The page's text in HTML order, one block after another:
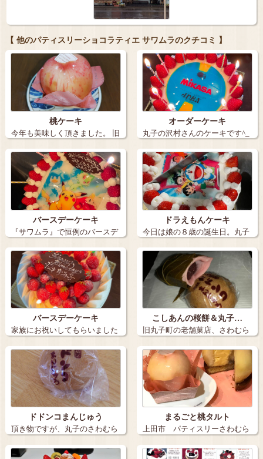
【 他のパティスリーショコラティエ サワムラのクチコミ 】
桃ケーキ
今年も美味しく頂きました。 旧
丸子の【…
オーダーケーキ
丸子の沢村さんのケーキです^_
^^_^^…
バースデーケーキ
『サワムラ』で恒例のバースデ
ーケーキ。 …
ドラえもんケーキ
今日は娘の８歳の誕生日。丸子
のサワムラさ…
バースデーケーキ
家族にお祝いしてもらいました
^_^ バ…
こしあんの桜餅＆丸子…
旧丸子町の老舗菓店、さわむら
✨ 季節限…
ドドンコまんじゅう
頂き物ですが、丸子のさわむら
さんの、ドド…
まるごと桃タルト
上田市 パティスリーさわむら
さん 今時…